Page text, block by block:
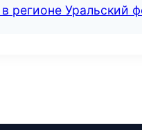
регионе Уральский